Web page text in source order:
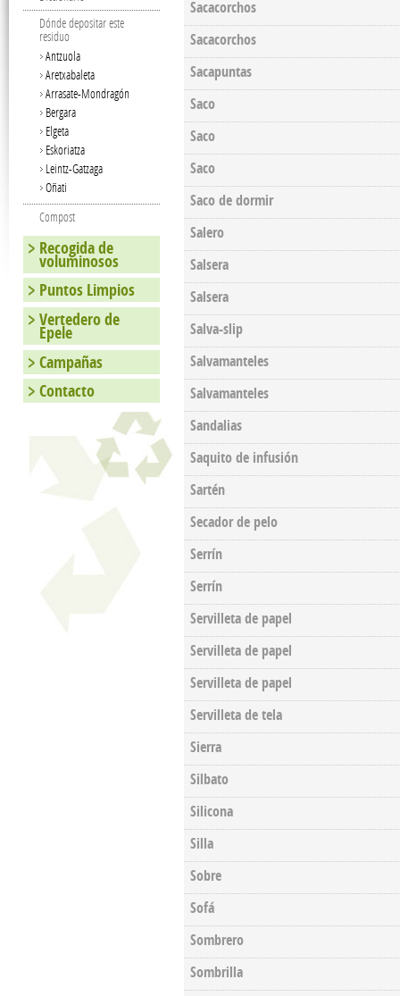
Sacacorchos
Sacacorchos
Sacapuntas
Saco
Saco
Saco
Saco de dormir
Salero
Salsera
Salsera
Salva-slip
Salvamanteles
Salvamanteles
Sandalias
Saquito de infusión
Sartén
Secador de pelo
Serrín
Serrín
Servilleta de papel
Servilleta de papel
Servilleta de papel
Servilleta de tela
Sierra
Silbato
Silicona
Silla
Sobre
Sofá
Sombrero
Sombrilla
Dónde depositar este
residuo
Antzuola
Aretxabaleta
Arrasate-Mondragón
Bergara
Elgeta
Eskoriatza
Leintz-Gatzaga
Oñati
Compost
Recogida de
voluminosos
Puntos Limpios
Vertedero de
Epele
Campañas
Contacto